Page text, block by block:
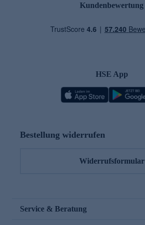
Kundenbewertung
HSE App
Bestellung widerrufen
Widerrufsformular
Service & Beratung